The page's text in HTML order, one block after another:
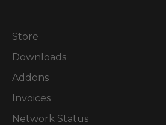
Store
Downloads
Addons
Invoices
Network Status